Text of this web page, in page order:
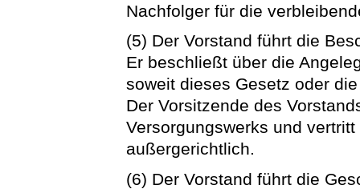
Nachfolger für die
(5) Der Vorstand führt die
Er beschließt über die
soweit dieses Gesetz oder
Der Vorsitzende des
Versorgungswerks und
außergerichtlich.
(6) Der Vorstand führt die